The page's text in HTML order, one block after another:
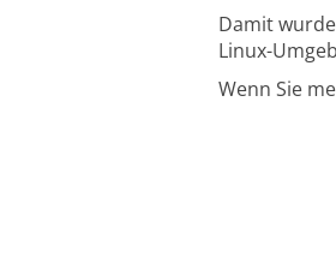
Damit
Linux-
Wenn Sie